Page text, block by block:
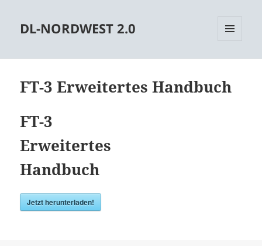
DL-NORDWEST 2.0
FT-3 Erweitertes Handbuch
FT-3
Erweitertes
Handbuch
Jetzt herunterladen!